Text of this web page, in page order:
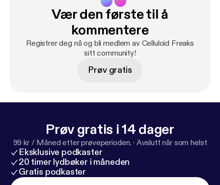
Vær den første til å
kommentere
Registrer deg nå og bli medlem av Celluloid Freaks
sitt community!
Prøv gratis
Prøv gratis i 14 dager
99 kr / Måned etter prøveperioden. · Avslutt når som helst
Eksklusive podkaster
20 timer lydbøker i måneden
Gratis podkaster